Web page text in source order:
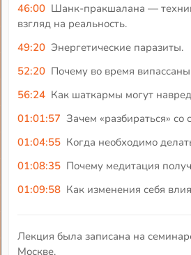
46:00 Шанк-пракшалана —
взгляд на реальность.
49:20 Энергетические паразиты.
52:20 Почему во время
56:24 Как шаткармы могут
01:01:57 Зачем «разбираться» со
01:04:55 Когда необходимо
01:08:35 Почему медитация
01:09:58 Как изменения себя
Лекция была записана на
Москве.